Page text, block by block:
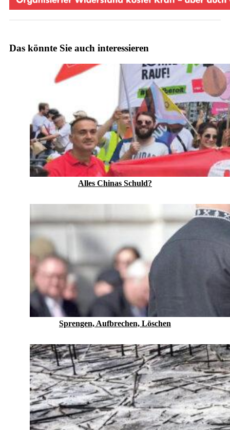
Das könnte Sie auch interessieren
Alles Chinas Schuld?
Sprengen, Aufbrechen, Löschen